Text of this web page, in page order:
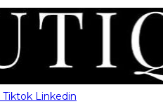
Tiktok Linkedin